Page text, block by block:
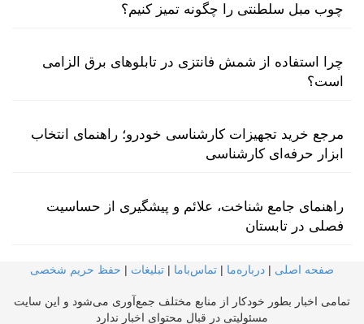
چوب مبل سلطنتی را چگونه تمیز کنیم؟
چرا استفاده از شمش فانتزی در تابلوهای برق الزامی
است؟
مرجع خرید تجهیزات کارشناسی خودرو؛ راهنمای انتخاب
ابزار حرفه‌ای کارشناسی
راهنمای جامع شناخت، علائم و پیشگیری از حساسیت
فصلی در تابستان
صفحه اصلی | درباره‌ما | تماس‌با‌ما | تبلیغات | حفظ حریم شخصی
تمامی اخبار بطور خودکار از منابع مختلف جمع‌آوری می‌شود و این سایت
مسئولیتی در قبال محتوای اخبار ندارد